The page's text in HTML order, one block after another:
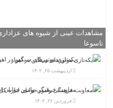
مشاهدات عینی از شیوه های
تاسوعا
یکه‌تازی موتورهای سنگین در
اردیبهشت ۲۵, ۱۴۰۲
معاونت فرهنگی وامور جوانان
فروردین ۲۶, ۱۴۰۲